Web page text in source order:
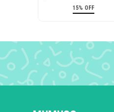
15% OFF